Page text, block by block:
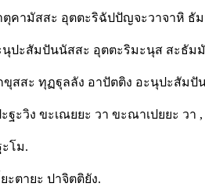
คามัสสะ อุตตะริฉัปปัญจะวาจาหิ ธั
ปะสัมปันนัสสะ อุตตะริมะนุส สะธัมมั
สสะ ทุฏฐุลลัง อาปัตติง อะนุปะสัม
ฐะวิง ขะเณยยะ วา ขะณาเปยยะ วา
โม.
ตายะ ปาจิตติยัง.